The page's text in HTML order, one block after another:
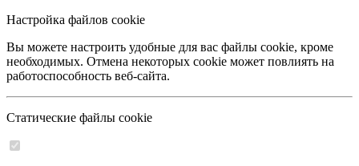
Настройка файлов cookie
Вы можете настроить удобные для вас файлы cookie, кроме
необходимых. Отмена некоторых cookie может повлиять на
работоспособность веб-сайта.
Статические файлы cookie